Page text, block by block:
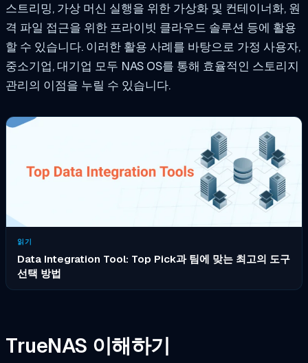
스트리밍, 가상 머신 실행을 위한 가상화 및 컨테이너화, 원
격 파일 접근을 위한 프라이빗 클라우드 솔루션 등에 활용
할 수 있습니다. 이러한 활용 사례를 바탕으로 가정 사용자,
중소기업, 대기업 모두 NAS OS를 통해 효율적인 스토리지
관리의 이점을 누릴 수 있습니다.
읽기
Data Integration Tool: Top Pick과 팀에 맞는 최고의 도구
선택 방법
TrueNAS 이해하기